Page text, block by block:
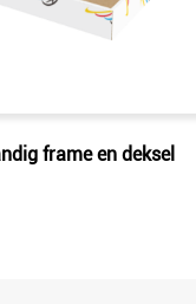
frame en deksel